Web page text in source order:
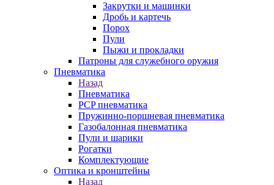
Закрутки и машинки
Дробь и картечь
Порох
Пули
Пыжи и прокладки
Патроны для служебного оружия
Пневматика
Назад
Пневматика
PCP пневматика
Пружинно-поршневая пневматика
Газобалонная пневматика
Пули и шарики
Рогатки
Комплектующие
Оптика и кронштейны
Назад